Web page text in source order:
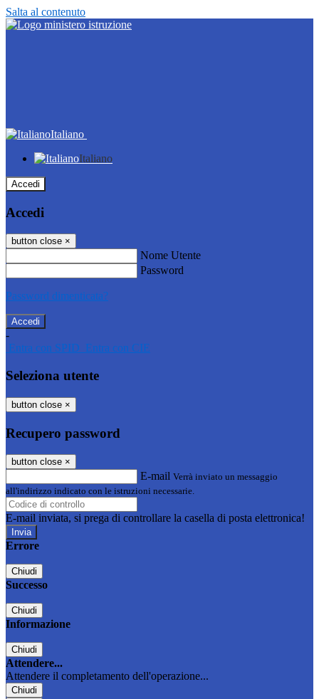
Salta al contenuto
Italiano
Italiano
Accedi
Accedi
button close ×
Nome Utente
Password
Password dimenticata?
-
Entra con SPID Entra con CIE
Seleziona utente
button close ×
Recupero password
button close ×
E-mail Verrà inviato un messaggio
all'indirizzo indicato con le istruzioni necessarie.
E-mail inviata, si prega di controllare la casella di posta elettronica!
Errore
Chiudi
Successo
Chiudi
Informazione
Chiudi
Attendere...
Attendere il completamento dell'operazione...
Chiudi